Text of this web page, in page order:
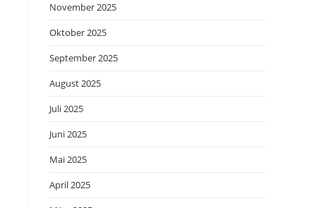
November 2025
Oktober 2025
September 2025
August 2025
Juli 2025
Juni 2025
Mai 2025
April 2025